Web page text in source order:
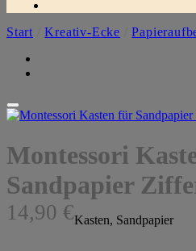
Start Kreativ-Ecke
Montessori
Sandpapier
14,90 €Kasten, Sandpapier